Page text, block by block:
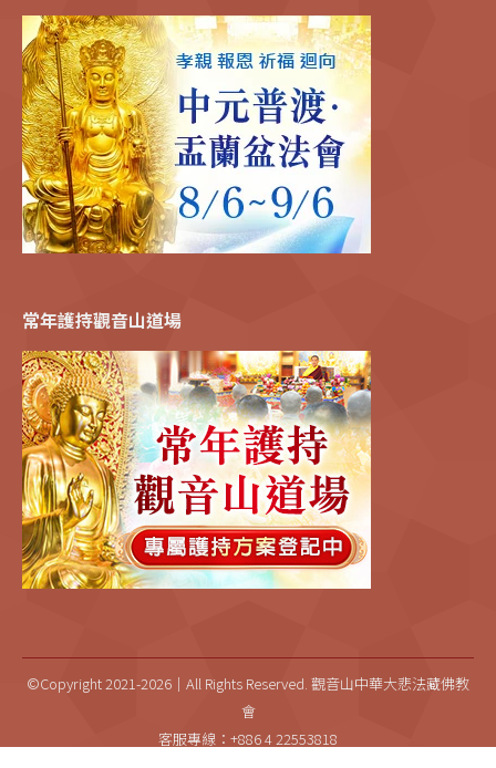
常年護持觀音山道場
©Copyright 2021-2026｜All Rights Reserved. 觀音山中華大悲法藏佛教
會
客服專線：+886 4 22553818